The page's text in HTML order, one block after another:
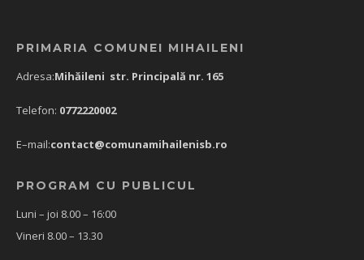
PRIMARIA COMUNEI MIHAILENI
Adresa:Mihăileni str. Principală nr. 165
Telefon: 0772220002
E–mail:contact@comunamihailenisb.ro
PROGRAM CU PUBLICUL
Luni – joi 8.00 – 16:00
Vineri 8.00 – 13.30